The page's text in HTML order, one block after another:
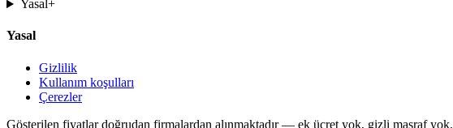
Yasal+
Yasal
Gizlilik
Kullanım koşulları
Çerezler
Gösterilen fiyatlar doğrudan firmalardan alınmaktadır — ek ücret yok, gizli masraf yok.